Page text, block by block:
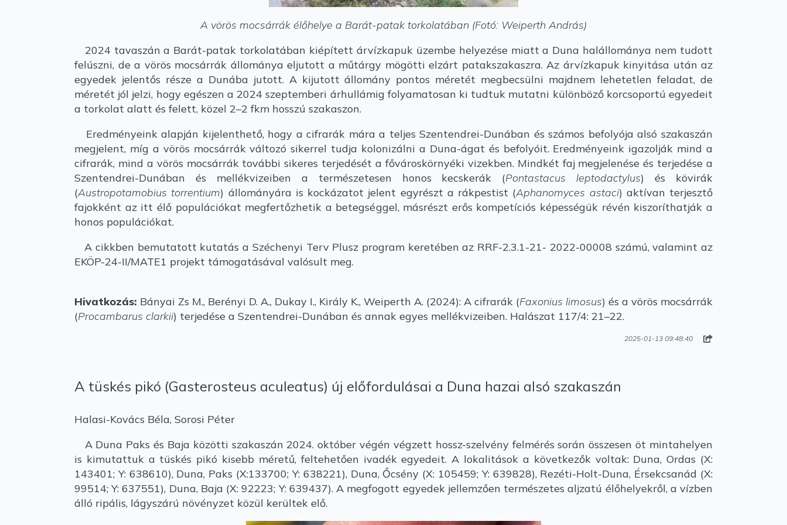
A vörös mocsárrák élőhelye a Barát-patak torkolatában (Fotó: Weiperth András)
2024 tavaszán a Barát-patak torkolatában kiépített árvízkapuk üzembe helyezése miatt a Duna halállománya nem tudott
felúszni, de a vörös mocsárrák állománya eljutott a műtárgy mögötti elzárt patakszakaszra. Az árvízkapuk kinyitása után az
egyedek jelentős része a Dunába jutott. A kijutott állomány pontos méretét megbecsülni majdnem lehetetlen feladat, de
méretét jól jelzi, hogy egészen a 2024 szeptemberi árhullámig folyamatosan ki tudtuk mutatni különböző korcsoportú egyedeit
a torkolat alatt és felett, közel 2–2 fkm hosszú szakaszon.
Eredményeink alapján kijelenthető, hogy a cifrarák mára a teljes Szentendrei-Dunában és számos befolyója alsó szakaszán
megjelent, míg a vörös mocsárrák változó sikerrel tudja kolonizálni a Duna-ágat és befolyóit. Eredményeink igazolják mind a
cifrarák, mind a vörös mocsárrák további sikeres terjedését a fővároskörnyéki vizekben. Mindkét faj megjelenése és terjedése a
Szentendrei-Dunában és mellékvizeiben a természetesen honos kecskerák (Pontastacus leptodactylus) és kövirák
(Austropotamobius torrentium) állományára is kockázatot jelent egyrészt a rákpestist (Aphanomyces astaci) aktívan terjesztő
fajokként az itt élő populációkat megfertőzhetik a betegséggel, másrészt erős kompetíciós képességük révén kiszoríthatják a
honos populációkat.
A cikkben bemutatott kutatás a Széchenyi Terv Plusz program keretében az RRF-2.3.1-21- 2022-00008 számú, valamint az
EKÖP-24-II/MATE1 projekt támogatásával valósult meg.
Hivatkozás: Bányai Zs M., Berényi D. A., Dukay I., Király K., Weiperth A. (2024): A cifrarák (Faxonius limosus) és a vörös mocsárrák
(Procambarus clarkii) terjedése a Szentendrei-Dunában és annak egyes mellékvizeiben. Halászat 117/4: 21–22.
2025-01-13 09:48:40
A tüskés pikó (Gasterosteus aculeatus) új előfordulásai a Duna hazai alsó szakaszán
Halasi-Kovács Béla, Sorosi Péter
A Duna Paks és Baja közötti szakaszán 2024. október végén végzett hossz-szelvény felmérés során összesen öt mintahelyen
is kimutattuk a tüskés pikó kisebb méretű, feltehetően ivadék egyedeit. A lokalitások a következők voltak: Duna, Ordas (X:
143401; Y: 638610), Duna, Paks (X:133700; Y: 638221), Duna, Őcsény (X: 105459; Y: 639828), Rezéti-Holt-Duna, Érsekcsanád (X:
99514; Y: 637551), Duna, Baja (X: 92223; Y: 639437). A megfogott egyedek jellemzően természetes aljzatú élőhelyekről, a vízben
álló ripális, lágyszárú növényzet közül kerültek elő.